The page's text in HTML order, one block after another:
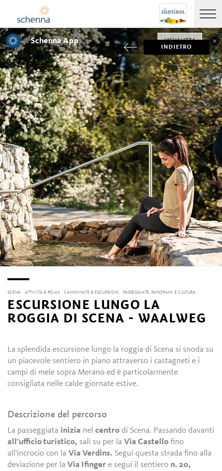
INDIETRO
SCENA ATTIVITÀ & RELAX CAMMINATE & ESCURSIONI PASSEGGIATE, PANORAMI E CULTURA
ESCURSIONE LUNGO LA
ROGGIA DI SCENA - WAALWEG
La splendida escursione lungo la roggia di Scena si snoda su
un piacevole sentiero in piano attraverso i castagneti e i
campi di mele sopra Merano ed è particolarmente
consigliata nelle calde giornate estive.
Descrizione del percorso
La passeggiata inizia nelcentro di Scena. Passando davanti
all'ufficio turistico, sali su per laVia Castello fino
all'incrocio con laVia Verdins. Segui questa strada fino alla
deviazione per laVia Ifinger e segui il sentiero n. 20,
Schenna App VISUALIZZA